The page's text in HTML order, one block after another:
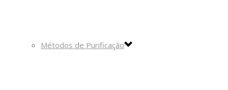
Métodos de Purificação